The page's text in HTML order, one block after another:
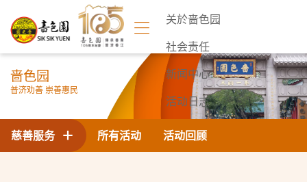
关於啬色园
社会责任
新闻中心
活动日志
联络我们
啬色园
普济劝善 崇善惠民
所有活动 活动回顾
慈善服务